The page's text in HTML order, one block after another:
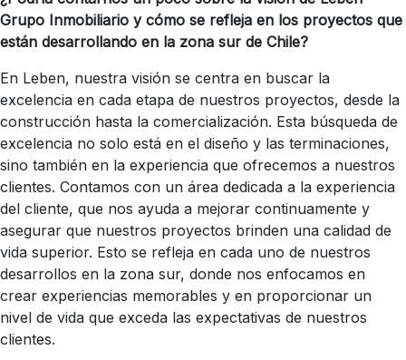
Grupo Inmobiliario y cómo se refleja en los proyectos que
están desarrollando en la zona sur de Chile?
En Leben, nuestra visión se centra en buscar la
excelencia en cada etapa de nuestros proyectos, desde la
construcción hasta la comercialización. Esta búsqueda de
excelencia no solo está en el diseño y las terminaciones,
sino también en la experiencia que ofrecemos a nuestros
clientes. Contamos con un área dedicada a la experiencia
del cliente, que nos ayuda a mejorar continuamente y
asegurar que nuestros proyectos brinden una calidad de
vida superior. Esto se refleja en cada uno de nuestros
desarrollos en la zona sur, donde nos enfocamos en
crear experiencias memorables y en proporcionar un
nivel de vida que exceda las expectativas de nuestros
clientes.